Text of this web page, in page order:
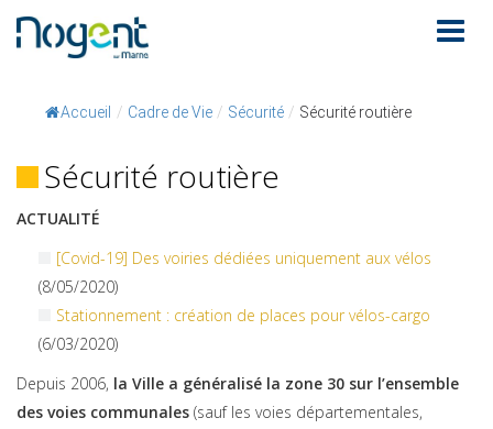
Accueil / Cadre de Vie / Sécurité / Sécurité routière
Sécurité routière
ACTUALITÉ
[Covid-19] Des voiries dédiées uniquement aux vélos
(8/05/2020)
Stationnement : création de places pour vélos-cargo
(6/03/2020)
Depuis 2006, la Ville a généralisé la zone 30 sur l’ensemble
des voies communales (sauf les voies départementales,